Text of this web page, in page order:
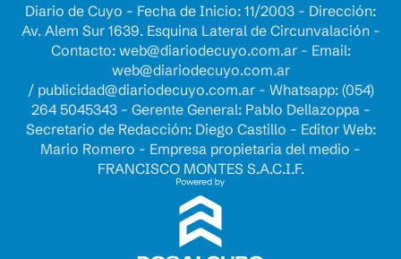
Diario de Cuyo - Fecha de Inicio: 11/2003 - Dirección:
Av. Alem Sur 1639. Esquina Lateral de Circunvalación -
Contacto: web@diariodecuyo.com.ar- Email:
web@diariodecuyo.com.ar
/ publicidad@diariodecuyo.com.ar- Whatsapp: (054)
264 5045343 - Gerente General: Pablo Dellazoppa -
Secretario de Redacción: Diego Castillo - Editor Web:
Mario Romero - Empresa propietaria del medio -
FRANCISCO MONTES S.A.C.I.F.